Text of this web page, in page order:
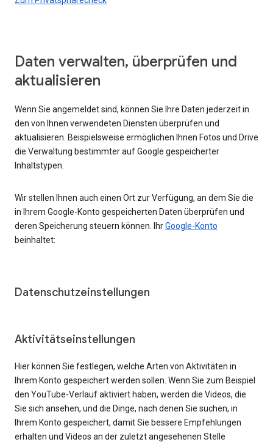
Daten verwalten, überprüfen und
aktualisieren
Wenn Sie angemeldet sind, können Sie Ihre Daten jederzeit in
den von Ihnen verwendeten Diensten überprüfen und
aktualisieren. Beispielsweise ermöglichen Ihnen Fotos und Drive
die Verwaltung bestimmter auf Google gespeicherter
Inhaltstypen.
Wir stellen Ihnen auch einen Ort zur Verfügung, an dem Sie die
in Ihrem Google-Konto gespeicherten Daten überprüfen und
deren Speicherung steuern können. IhrGoogle-Konto
beinhaltet:
Datenschutzeinstellungen
Aktivitätseinstellungen
Hier können Sie festlegen, welche Arten von Aktivitäten in
Ihrem Konto gespeichert werden sollen. Wenn Sie zum Beispiel
den YouTube-Verlauf aktiviert haben, werden die Videos, die
Sie sich ansehen, und die Dinge, nach denen Sie suchen, in
Ihrem Konto gespeichert, damit Sie bessere Empfehlungen
erhalten und Videos an der zuletzt angesehenen Stelle